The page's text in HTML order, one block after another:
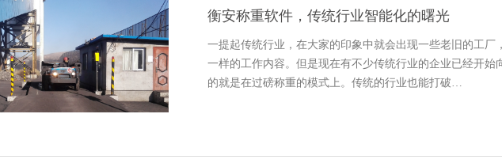
衡安称重软件，传统行业智能化的曙光
一提起传统行业，在大家的印象中就会出现一些老旧的工厂
一样的工作内容。但是现在有不少传统行业的企业已经开始
的就是在过磅称重的模式上。传统的行业也能打破…